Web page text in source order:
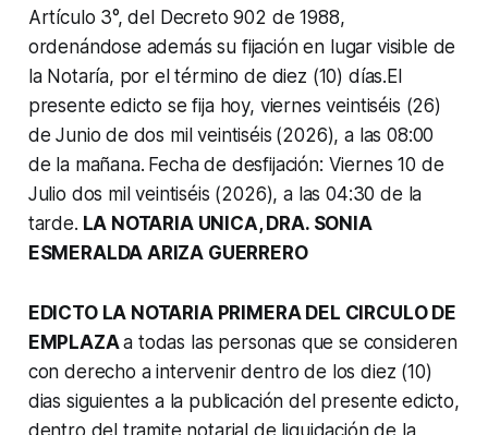
Artículo 3°, del Decreto 902 de 1988,
ordenándose además su fijación en lugar visible de
la Notaría, por el término de diez (10) días.El
presente edicto se fija hoy, viernes veintiséis (26)
de Junio de dos mil veintiséis (2026), a las 08:00
de la mañana. Fecha de desfijación: Viernes 10 de
Julio dos mil veintiséis (2026), a las 04:30 de la
tarde. LA NOTARIA UNICА, DRA. SONIA
ESMERALDA ARIZA GUERRERO
EDICTO LA NOTARIA PRIMERA DEL CIRCULO DE
EMPLAZAa todas las personas que se consideren
con derecho a intervenir dentro de los diez (10)
dias siguientes a la publicación del presente edicto,
dentro del tramite notarial de liquidación de la